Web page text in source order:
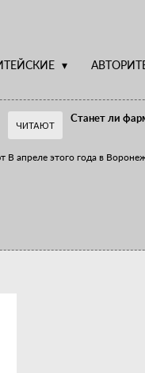
ЧИТАЮТ
Станет ли
В апреле этого года в